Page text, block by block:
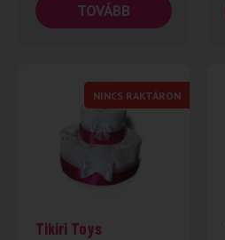
TOVÁBB
NINCS RAKTÁRON
Tikiri Toys